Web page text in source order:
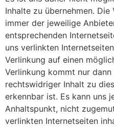
Inhalte zu übernehmen.
immer der jeweilige
entsprechenden
uns verlinkten
Verlinkung auf einen
Verlinkung kommt nur
rechtswidriger Inhalt zu
erkennbar ist. Es kann uns
Anhaltspunkt, nicht
verlinkten Internetseiten